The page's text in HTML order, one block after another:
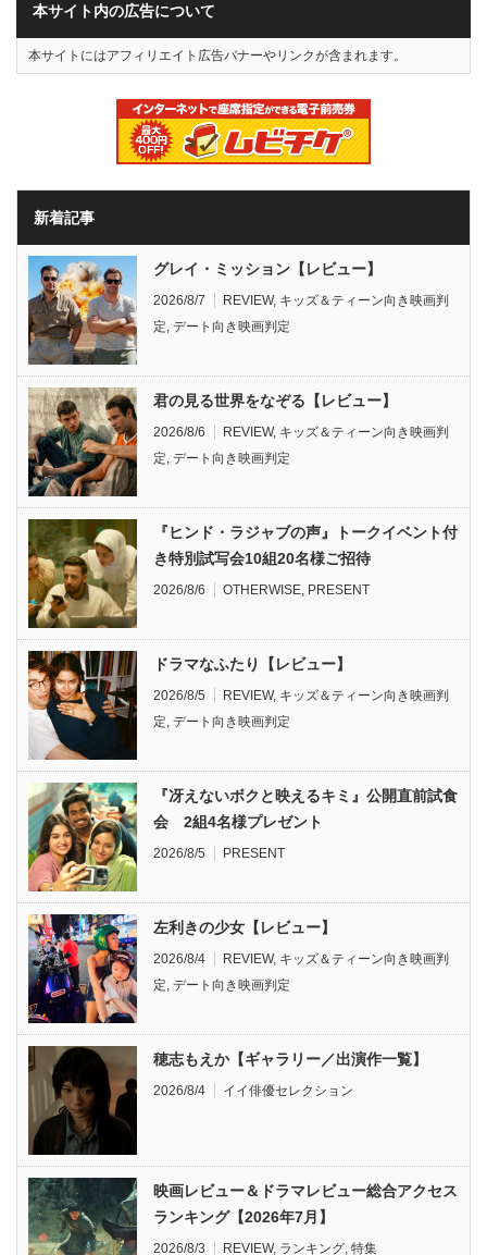
本サイト内の広告について
本サイトにはアフィリエイト広告バナーやリンクが含まれます。
新着記事
グレイ・ミッション【レビュー】
2026/8/7 REVIEW, キッズ＆ティーン向き映画判
定 デート向き映画判定
君の見る世界をなぞる【レビュー】
2026/8/6 REVIEW, キッズ＆ティーン向き映画判
定 デート向き映画判定
『ヒンド・ラジャブの声』トークイベント付
き特別試写会10組20名様ご招待
2026/8/6 OTHERWISE PRESENT
ドラマなふたり【レビュー】
2026/8/5 REVIEW, キッズ＆ティーン向き映画判
定 デート向き映画判定
『冴えないボクと映えるキミ』公開直前試食
会 2組4名様プレゼント
2026/8/5 PRESENT
左利きの少女【レビュー】
2026/8/4 REVIEW, キッズ＆ティーン向き映画判
定 デート向き映画判定
穂志もえか【ギャラリー／出演作一覧】
2026/8/4 イイ俳優セレクション
映画レビュー＆ドラマレビュー総合アクセス
ランキング【2026年7月】
2026/8/3 REVIEW, ランキング 特集